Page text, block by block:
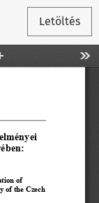
Letöltés